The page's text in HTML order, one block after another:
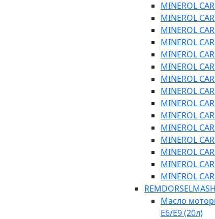
MINEROL
MINEROL
MINEROL
MINEROL
MINEROL
MINEROL
MINEROL
MINEROL
MINEROL
MINEROL
MINEROL
MINEROL
MINEROL
MINEROL
MINEROL
REMDORSELMASH
Масло
E6/E9 (20л)